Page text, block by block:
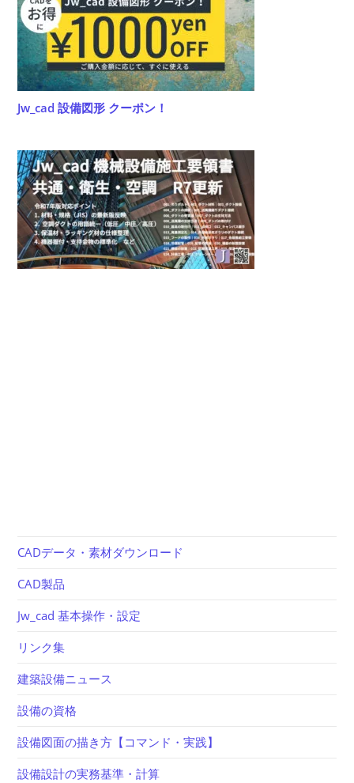
Jw_cad 設備図形 クーポン！
CADデータ・素材ダウンロード
CAD製品
Jw_cad 基本操作・設定
リンク集
建築設備ニュース
設備の資格
設備図面の描き方【コマンド・実践】
設備設計の実務基準・計算